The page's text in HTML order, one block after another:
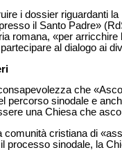
i dossier riguardanti
il Santo Padre»
romana, «per
al dialogo ai
che
percorso sinodale e
una Chiesa che
cristiana di
processo sinodale, la